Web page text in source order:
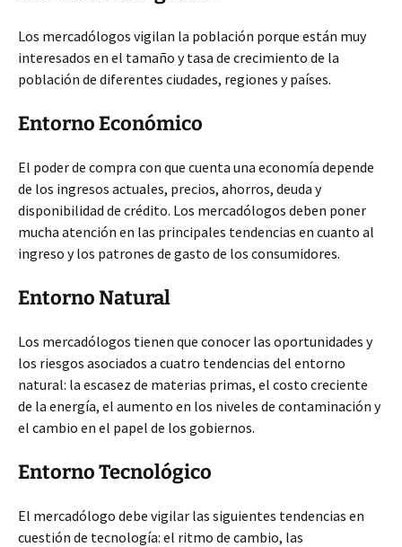
Los mercadólogos vigilan la población porque están muy
interesados en el tamaño y tasa de crecimiento de la
población de diferentes ciudades, regiones y países.
Entorno Económico
El poder de compra con que cuenta una economía depende
de los ingresos actuales, precios, ahorros, deuda y
disponibilidad de crédito. Los mercadólogos deben poner
mucha atención en las principales tendencias en cuanto al
ingreso y los patrones de gasto de los consumidores.
Entorno Natural
Los mercadólogos tienen que conocer las oportunidades y
los riesgos asociados a cuatro tendencias del entorno
natural: la escasez de materias primas, el costo creciente
de la energía, el aumento en los niveles de contaminación y
el cambio en el papel de los gobiernos.
Entorno Tecnológico
El mercadólogo debe vigilar las siguientes tendencias en
cuestión de tecnología: el ritmo de cambio, las